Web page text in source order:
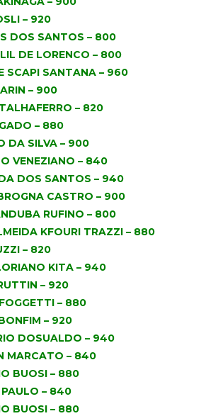
– 920
DOS SANTOS – 800
DE LORENCO – 800
SCAPI SANTANA – 960
– 900
– 820
– 880
DA SILVA – 900
VENEZIANO – 840
DOS SANTOS – 940
CASTRO – 900
RUFINO – 800
KFOURI TRAZZI – 880
– 820
KITA – 940
– 920
– 880
– 920
DOSUALDO – 940
MARCATO – 840
BUOSI – 880
– 840
BUOSI – 880